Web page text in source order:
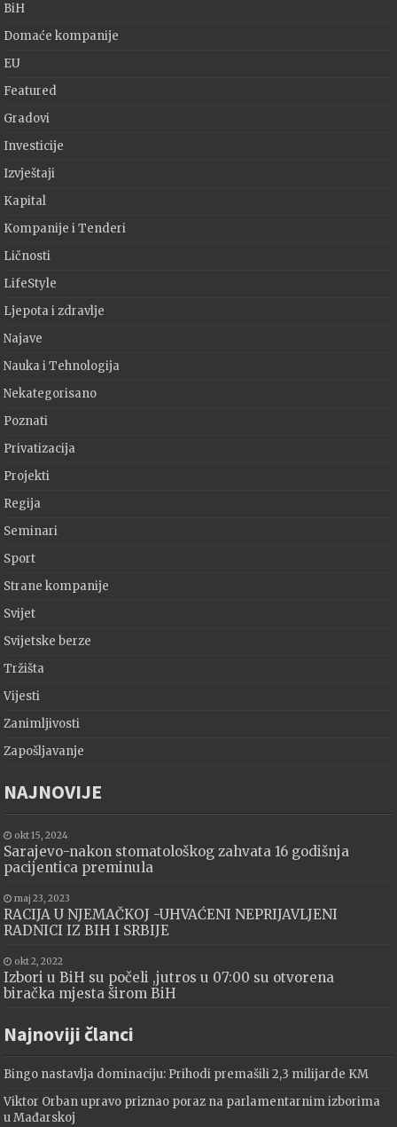
BiH
Domaće kompanije
EU
Featured
Gradovi
Investicije
Izvještaji
Kapital
Kompanije i Tenderi
Ličnosti
LifeStyle
Ljepota i zdravlje
Najave
Nauka i Tehnologija
Nekategorisano
Poznati
Privatizacija
Projekti
Regija
Seminari
Sport
Strane kompanije
Svijet
Svijetske berze
Tržišta
Vijesti
Zanimljivosti
Zapošljavanje
NAJNOVIJE
okt 15, 2024
Sarajevo-nakon stomatološkog zahvata 16 godišnja
pacijentica preminula
maj 23, 2023
RACIJA U NJEMAČKOJ -UHVAĆENI NEPRIJAVLJENI
RADNICI IZ BIH I SRBIJE
okt 2, 2022
Izbori u BiH su počeli ,jutros u 07:00 su otvorena
biračka mjesta širom BiH
Najnoviji članci
Bingo nastavlja dominaciju: Prihodi premašili 2,3 milijarde KM
Viktor Orban upravo priznao poraz na parlamentarnim izborima
u Mađarskoj